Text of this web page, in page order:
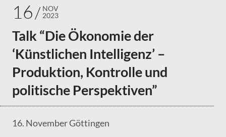
16
NOV
2023
Talk “Die Ökonomie der
‘Künstlichen Intelligenz’ –
Produktion, Kontrolle und
politische Perspektiven”
16. November Göttingen